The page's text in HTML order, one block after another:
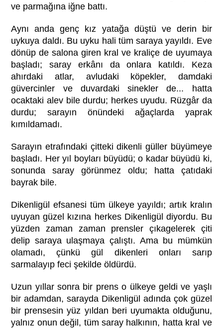
ve parmağına iğne battı.
Aynı anda genç kız yatağa düştü ve derin bir
uykuya daldı. Bu uyku hali tüm saraya yayıldı. Eve
dönüp de salona giren kral ve kraliçe de uyumaya
başladı; saray erkânı da onlara katıldı. Keza
ahırdaki atlar, avludaki köpekler, damdaki
güvercinler ve duvardaki sinekler de... hatta
ocaktaki alev bile durdu; herkes uyudu. Rüzgâr da
durdu; sarayın önündeki ağaçlarda yaprak
kımıldamadı.
Sarayın etrafındaki çitteki dikenli güller büyümeye
başladı. Her yıl boyları büyüdü; o kadar büyüdü ki,
sonunda saray görünmez oldu; hatta çatıdaki
bayrak bile.
Dikenligül efsanesi tüm ülkeye yayıldı; artık kralın
uyuyan güzel kızına herkes Dikenligül diyordu. Bu
yüzden zaman zaman prensler çıkagelerek çiti
delip saraya ulaşmaya çalıştı. Ama bu mümkün
olamadı, çünkü gül dikenleri onları sarıp
sarmalayıp feci şekilde öldürdü.
Uzun yıllar sonra bir prens o ülkeye geldi ve yaşlı
bir adamdan, sarayda Dikenligül adında çok güzel
bir prensesin yüz yıldan beri uyumakta olduğunu,
yalnız onun değil, tüm saray halkının, hatta kral ve